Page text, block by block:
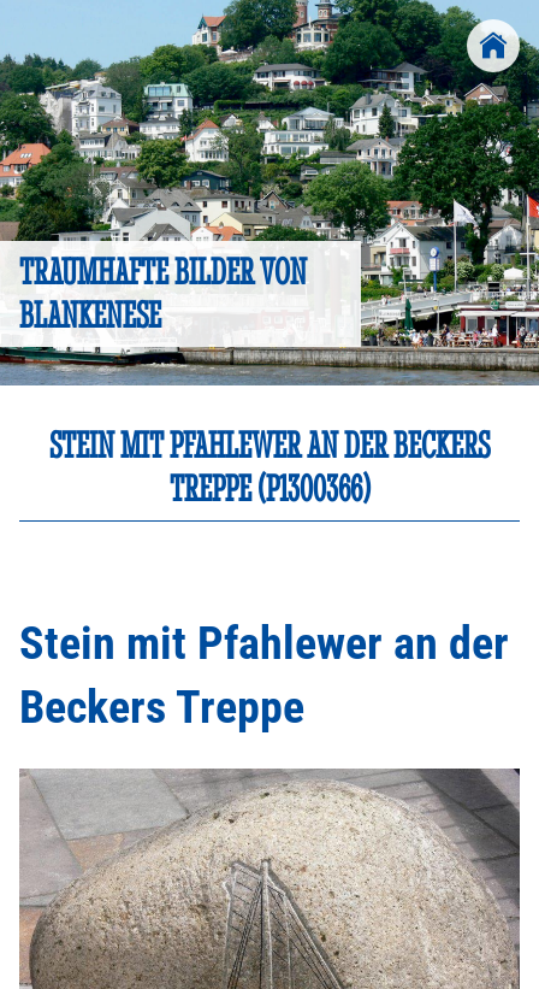
TRAUMHAFTE BILDER VON
BLANKENESE
STEIN MIT PFAHLEWER AN DER BECKERS
TREPPE (P1300366)
Stein mit Pfahlewer an der
Beckers Treppe